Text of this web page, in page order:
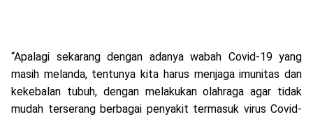
“Apalagi sekarang dengan adanya wabah Covid-19 yang
masih melanda, tentunya kita harus menjaga imunitas dan
kekebalan tubuh, dengan melakukan olahraga agar tidak
mudah terserang berbagai penyakit termasuk virus Covid-